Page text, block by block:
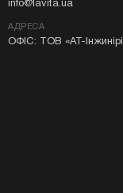
info@lavita.ua
АДРЕСА
ОФІС: ТОВ «АТ-